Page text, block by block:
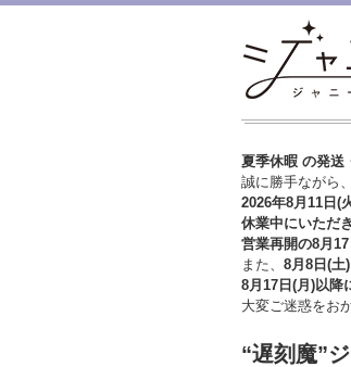
夏季休暇 の発送
誠に勝手ながら
2026年8月11日(
休業中にいただ
営業再開の8月
また、 8月8日(土
8月17日(月)以降
大変ご迷惑をお
“遅刻魔”